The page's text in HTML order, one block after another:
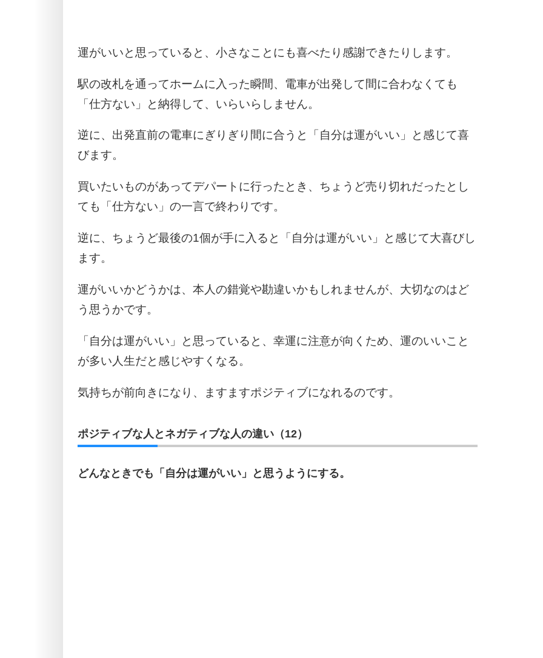
運がいいと思っていると、小さなことにも喜べたり感謝できたりします。
駅の改札を通ってホームに入った瞬間、電車が出発して間に合わなくても
「仕方ない」と納得して、いらいらしません。
逆に、出発直前の電車にぎりぎり間に合うと「自分は運がいい」と感じて喜
びます。
買いたいものがあってデパートに行ったとき、ちょうど売り切れだったとし
ても「仕方ない」の一言で終わりです。
逆に、ちょうど最後の1個が手に入ると「自分は運がいい」と感じて大喜びし
ます。
運がいいかどうかは、本人の錯覚や勘違いかもしれませんが、大切なのはど
う思うかです。
「自分は運がいい」と思っていると、幸運に注意が向くため、運のいいこと
が多い人生だと感じやすくなる。
気持ちが前向きになり、ますますポジティブになれるのです。
ポジティブな人とネガティブな人の違い（12）
どんなときでも「自分は運がいい」と思うようにする。